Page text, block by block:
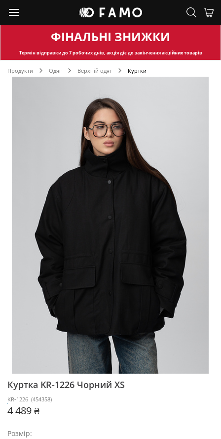
ФІНАЛЬНІ ЗНИЖКИ
Термін відправкидо 7 робочих днів, акція діє до закінчення акційних товарів
Продукти Одяг Верхній одяг Куртки
Куртка KR-1226 Чорний XS
KR-1226 (454358)
4 489 ₴
Розмір: